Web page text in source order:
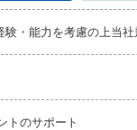
・能力を考慮の上当社
トのサポート